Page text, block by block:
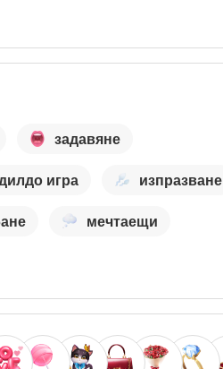
задавяне
игра изпразване
мечтаещи